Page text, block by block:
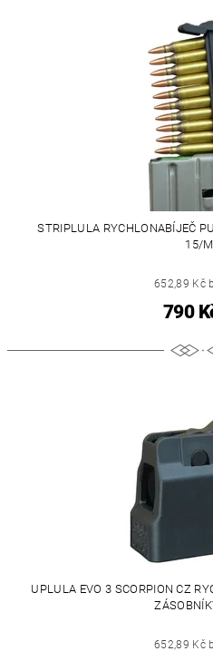
STRIPLULA RYCHLONABÍJEČ
15/
652,89 Kč
790
UPLULA EVO 3 SCORPION CZ
652,89 Kč